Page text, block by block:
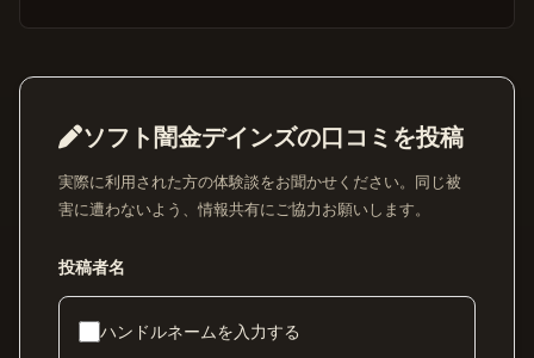
ソフト闇金デインズの口コミを投稿
実際に利用された方の体験談をお聞かせください。同じ被
害に遭わないよう、情報共有にご協力お願いします。
投稿者名
ハンドルネームを入力する